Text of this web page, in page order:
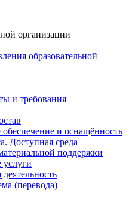
организации
образовательной
и требования
и оснащённость
Доступная среда
поддержки
услуги
(перевода)